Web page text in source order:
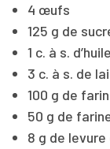
4 œufs
125 g de
1 c. à s.
3 c. à s. de
100 g de
50 g de
8 g de